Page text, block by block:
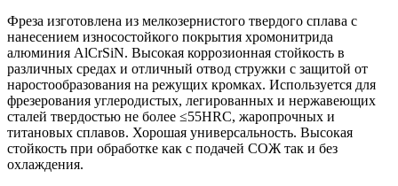
Фреза изготовлена из мелкозернистого твердого сплава с
нанесением износостойкого покрытия хромонитрида
алюминия AlCrSiN. Высокая коррозионная стойкость в
различных средах и отличный отвод стружки с защитой от
наростообразования на режущих кромках. Используется для
фрезерования углеродистых, легированных и нержавеющих
сталей твердостью не более ≤55HRC, жаропрочных и
титановых сплавов. Хорошая универсальность. Высокая
стойкость при обработке как с подачей СОЖ так и без
охлаждения.